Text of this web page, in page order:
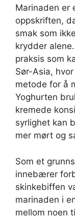
Marinaden er
oppskriften,
smak som
krydder
praksis som
Sør-Asia,
metode for å
Yoghurten
kremede
syrlighet kan
mer mørt og
Som et
innebærer
skinkebiffen
marinaden i
mellom noen